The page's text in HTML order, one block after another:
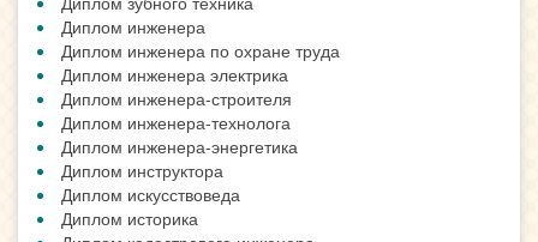
Диплом инженера
Диплом инженера по охране труда
Диплом инженера электрика
Диплом инженера-строителя
Диплом инженера-технолога
Диплом инженера-энергетика
Диплом инструктора
Диплом искусствоведа
Диплом историка